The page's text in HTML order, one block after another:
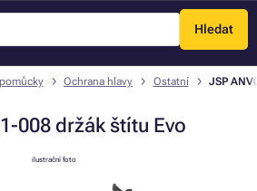
Hledat
Menu
Ochrana hlavy Ostatní JSP
008 držák štítu Evo
ilustrační foto